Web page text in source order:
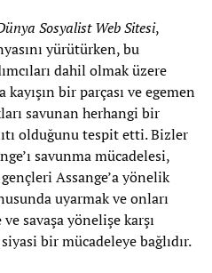
Sosyalist Web Sitesi,
yürütürken, bu
dahil olmak üzere
bir parçası ve egemen
savunan herhangi bir
olduğunu tespit etti. Bizler
savunma mücadelesi,
Assange’a yönelik
uyarmak ve onları
savaşa yönelişe karşı
bir mücadeleye bağlıdır.